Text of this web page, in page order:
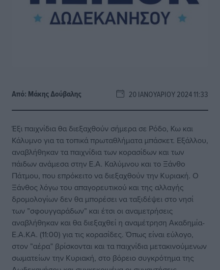
Από: Μάκης Δούβαλης 20 ΙΑΝΟΥΑΡΊΟΥ 2024 11:33
Έξι παιχνίδια θα διεξαχθούν σήμερα σε Ρόδο, Κω και
Κάλυμνο για τα τοπικά πρωταθλήματα μπάσκετ. Εξάλλου,
αναβλήθηκαν τα παιχνίδια των κορασίδων και των
πάιδων ανάμεσα στην Ε.Α. Καλύμνου και το Ξάνθο
Πάτμου, που επρόκειτο να διεξαχθούν την Κυριακή. Ο
Ξάνθος λόγω του απαγορευτικού και της αλλαγής
δρομολογίων δεν θα μπορέσει να ταξιδέψει στο νησί
των ”σφουγγαράδων” και έτσι οι αναμετρήσεις
αναβλήθηκαν και θα διεξαχθεί η αναμέτρηση Ακαδημία-
Ε.Α.ΚΑ. (11:00) για τις κορασίδες. Όπως είναι εύλογο,
στον ”αέρα” βρίσκονται και τα παιχνίδια μετακινούμενων
σωματείων την Κυριακή, στο βόρειο συγκρότημα της